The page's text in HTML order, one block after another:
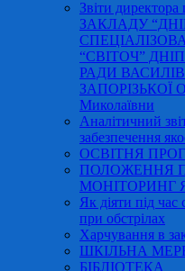
Звіти
ЗАКЛАДУ
“СВІТОЧ”
РАДИ
ЗАПОРІЗЬКОЇ
Миколаївни
Аналітичний
забезпечення
ОСВІТНЯ
ПОЛОЖЕННЯ
МОНІТОРИНГ
Як діяти під час
при обстрілах
Харчування в
ШКІЛЬНА
БІБЛІОТЕКА